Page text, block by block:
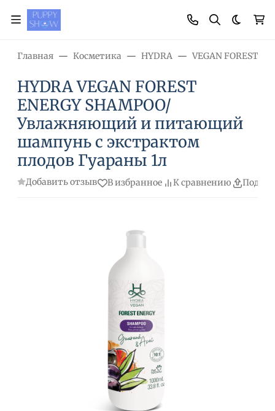
Главная Косметика HYDRA VEGAN FOREST
HYDRA VEGAN FOREST
ENERGY SHAMPOO/
Увлажняющий и питающий
шампунь с экстрактом
плодов Гуараны 1л
Добавить отзыв В избранное К сравнению